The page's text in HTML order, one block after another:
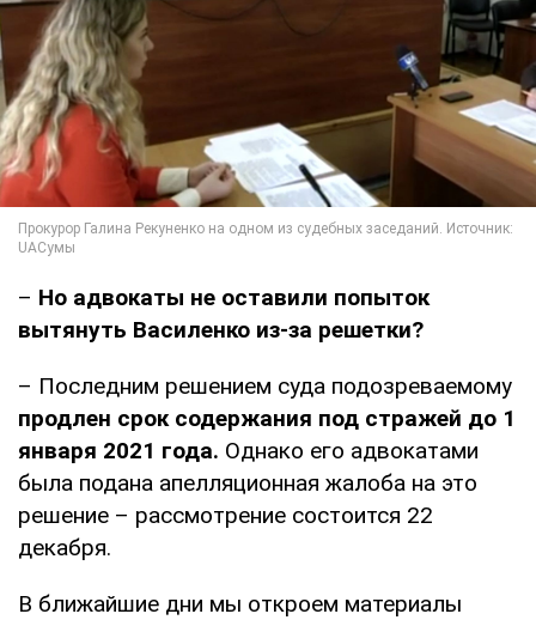
– Но адвокаты не оставили попыток
вытянуть Василенко из-за решетки?
– Последним решением суда подозреваемому
продлен срок содержания под стражей до 1
января 2021 года. Однако его адвокатами
была подана апелляционная жалоба на это
решение – рассмотрение состоится 22
декабря.
В ближайшие дни мы откроем материалы